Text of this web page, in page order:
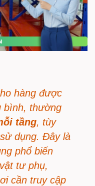
hàng được
bình, thường
tầng, tùy
dụng. Đây là
phổ biến
tư phụ,
cần truy cập